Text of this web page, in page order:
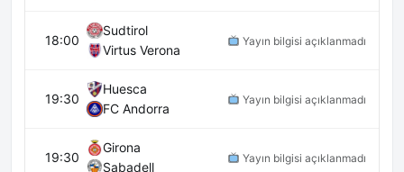
18:00
Sudtirol
Virtus Verona
Yayın bilgisi açıklanmadı
19:30
Huesca
FC Andorra
Yayın bilgisi açıklanmadı
19:30
Girona
Sabadell
Yayın bilgisi açıklanmadı